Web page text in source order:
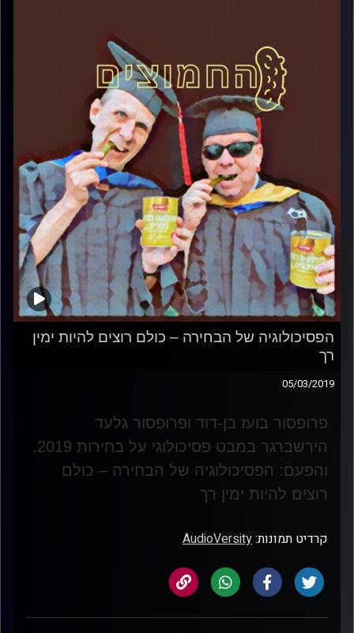
הפסיכולוגיה של הבחירה – כולם רוצים להיות ימין
רך
05/03/2019
פרופסור בועז בן-דוד ופרופסור גלעד
הירשברגר במבט פסיכולוגי על בחירות 2019
.
והפעם: הפסיכולוגיה של הבחירה – כולם
רוצים להיות ימין רך
קרדיט תמונות:AudioVersity